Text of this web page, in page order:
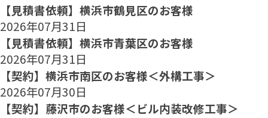
【見積書依頼】横浜市鶴見区のお客様
2026年07月31日
【見積書依頼】横浜市青葉区のお客様
2026年07月31日
【契約】横浜市南区のお客様＜外構工事＞
2026年07月30日
【契約】藤沢市のお客様＜ビル内装改修工事＞